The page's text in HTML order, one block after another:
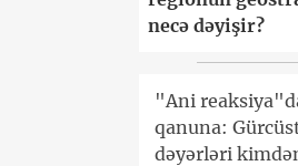
necə dəyişir?
"Ani
qanuna:
dəyərləri